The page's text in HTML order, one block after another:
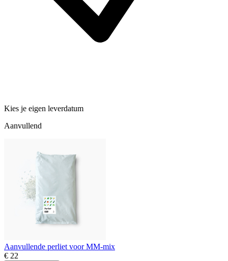
Kies je eigen leverdatum
Aanvullend
Aanvullende perliet voor MM-mix
€ 22